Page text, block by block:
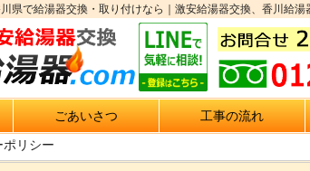
県で給湯器交換・取り付けなら｜激安給湯器交換、香川給湯
ごあいさつ 工事の流れ
ポリシー